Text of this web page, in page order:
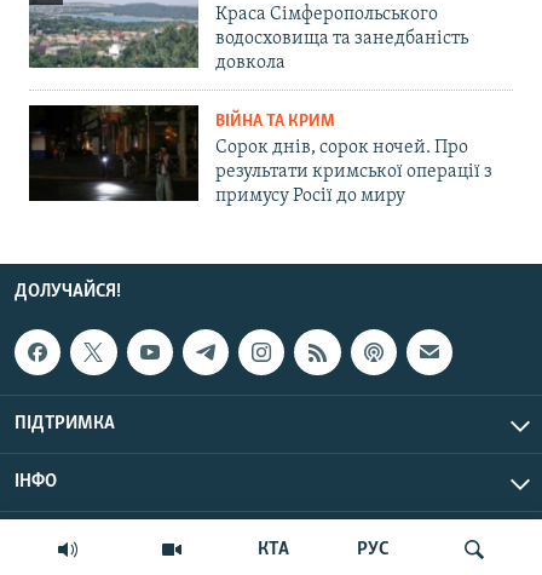
КТА РУС
Краса Сімферопольського
водосховища та занедбаність
довкола
ВІЙНА ТА КРИМ
Сорок днів, сорок ночей. Про
результати кримської операції з
примусу Росії до миру
ДОЛУЧАЙСЯ!
ПІДТРИМКА
ІНФО
© Крим.Реалії, 2026 | Усі права застережено.